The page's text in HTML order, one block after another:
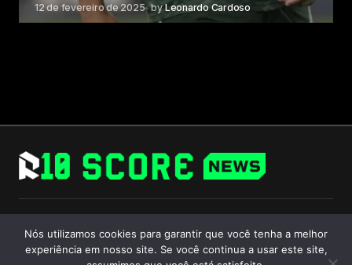
12 de fevereiro de 2025 byLeonardo Cardoso
Follow Us
Nós utilizamos cookies para garantir que você tenha a melhor
experiência em nosso site. Se você continua a usar este site,